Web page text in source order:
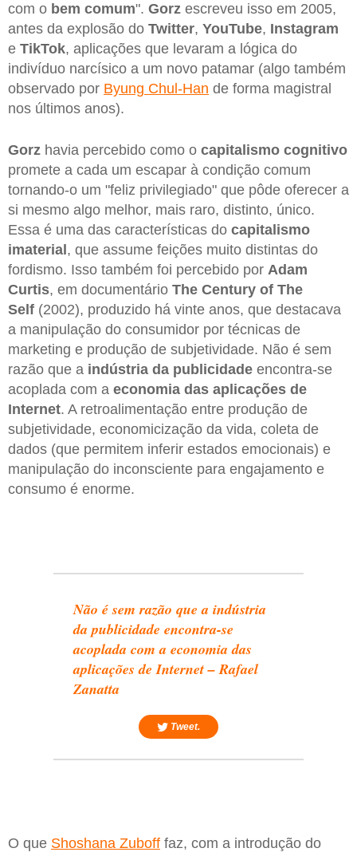
com o bem comum". Gorz escreveu isso em 2005,
antes da explosão do Twitter, YouTube, Instagram
e TikTok, aplicações que levaram a lógica do
indivíduo narcísico a um novo patamar (algo também
observado por Byung Chul-Han de forma magistral
nos últimos anos).
Gorz havia percebido como o capitalismo cognitivo
promete a cada um escapar à condição comum
tornando-o um "feliz privilegiado" que pôde oferecer a
si mesmo algo melhor, mais raro, distinto, único.
Essa é uma das características do capitalismo
imaterial , que assume feições muito distintas do
fordismo. Isso também foi percebido por Adam
Curtis, em documentário The Century of The
Self (2002), produzido há vinte anos, que destacava
a manipulação do consumidor por técnicas de
marketing e produção de subjetividade. Não é sem
razão que a indústria da publicidade encontra-se
acoplada com a economia das aplicações de
Internet. A retroalimentação entre produção de
subjetividade, economicização da vida, coleta de
dados (que permitem inferir estados emocionais) e
manipulação do inconsciente para engajamento e
consumo é enorme.
Não é sem razão que a indústria
da publicidade encontra-se
acoplada com a economia das
aplicações de Internet – Rafael
Zanatta
Tweet.
O que Shoshana Zuboff faz, com a introdução do